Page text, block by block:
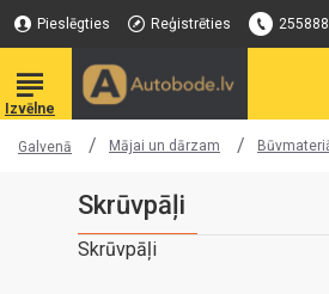
Pieslēgties Reģistrēties
Galvenā Mājai un dārzam
Skrūvpāļi
Skrūvpāļi